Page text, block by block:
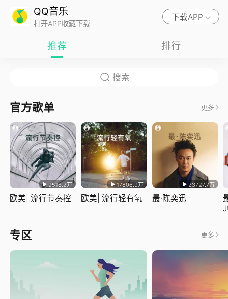
QQ音乐
打开APP收藏下载
下载APP
推荐 排行
官方歌单 更多
9518.2万
欧美| 流行节奏控
17806.9万
欧美| 流行轻有氧
23727.7万
最·陈奕迅
专区 更多